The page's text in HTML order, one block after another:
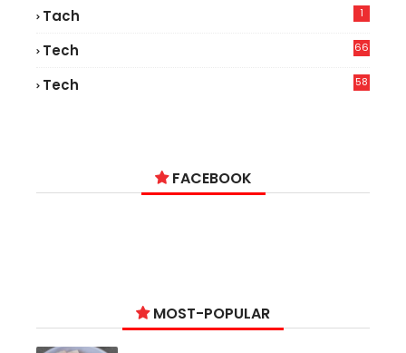
Tach 1
Tech
66
Tech
58
FACEBOOK
MOST-POPULAR